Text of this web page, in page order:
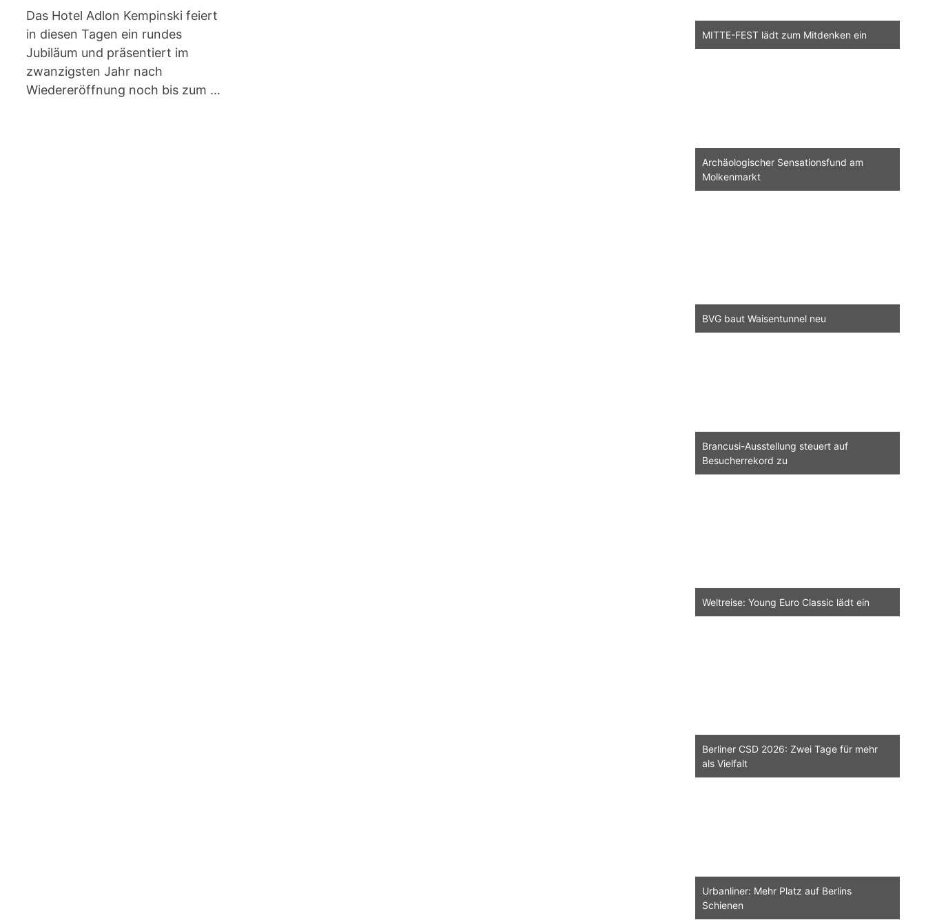
Das Hotel Adlon Kempinski feiert
in diesen Tagen ein rundes
Jubiläum und präsentiert im
zwanzigsten Jahr nach
Wiedereröffnung noch bis zum …
MITTE-FEST lädt zum Mitdenken ein
Archäologischer Sensationsfund am
Molkenmarkt
BVG baut Waisentunnel neu
Brancusi-Ausstellung steuert auf
Besucherrekord zu
Weltreise: Young Euro Classic lädt ein
Berliner CSD 2026: Zwei Tage für mehr
als Vielfalt
Urbanliner: Mehr Platz auf Berlins
Schienen